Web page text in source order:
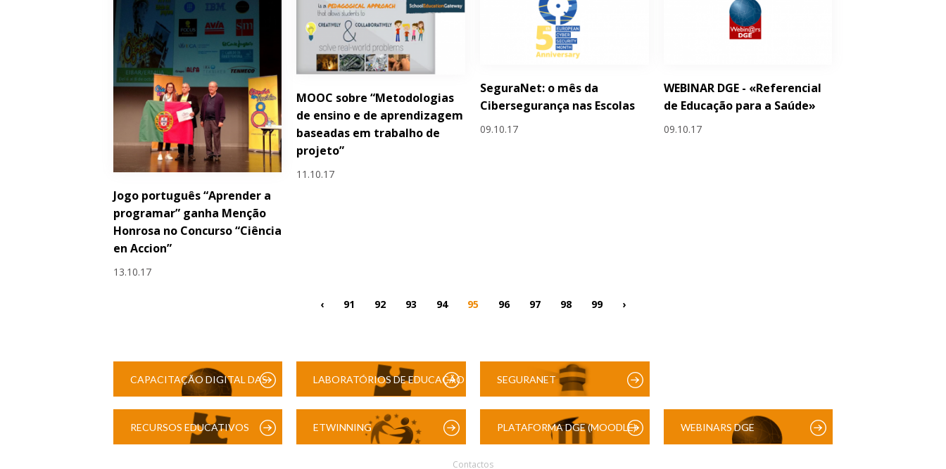
Jogo português “Aprender a
programar” ganha Menção
Honrosa no Concurso “Ciência
en Accion”
13.10.17
MOOC sobre “Metodologias
de ensino e de aprendizagem
baseadas em trabalho de
projeto”
11.10.17
SeguraNet: o mês da
Cibersegurança nas Escolas
09.10.17
WEBINAR DGE - «Referencial
de Educação para a Saúde»
09.10.17
‹ 91 92 93 94 95 96 97 98 99 ›
CAPACITAÇÃO DIGITAL DAS LABORATÓRIOS DE EDUCAÇÃO SEGURANET
RECURSOS EDUCATIVOS ETWINNING PLATAFORMA DGE (MOODLE) WEBINARS DGE
Contactos